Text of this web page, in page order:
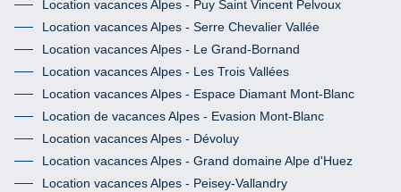
Location vacances Alpes - Puy Saint Vincent Pelvoux
Location vacances Alpes - Serre Chevalier Vallée
Location vacances Alpes - Le Grand-Bornand
Location vacances Alpes - Les Trois Vallées
Location vacances Alpes - Espace Diamant Mont-Blanc
Location de vacances Alpes - Evasion Mont-Blanc
Location vacances Alpes - Dévoluy
Location vacances Alpes - Grand domaine Alpe d'Huez
Location vacances Alpes - Peisey-Vallandry